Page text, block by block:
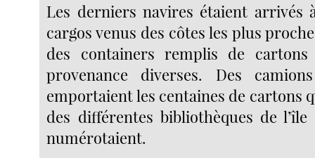
Les derniers navires étaient arrivés
cargos venus des côtes les plus
des containers remplis de
provenance diverses. Des
emportaient les centaines de cartons
des différentes bibliothèques de
numérotaient.